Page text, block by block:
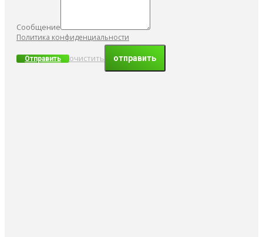
Сообщение
Политика конфиденциальности
Отправить очистить